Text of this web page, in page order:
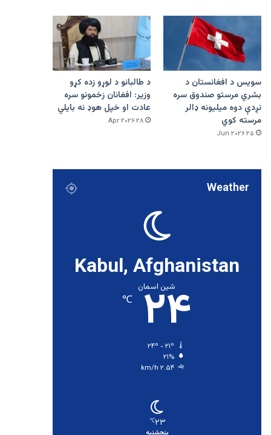
سویس د افغانستان د
بشري مرستو صندوق سره
نږدې دوه میلیونه ډالر
مرسته کوي
۲۵ Jun ۲۰۲۶
د طالبانو د لوړو زده کړو
وزیر: افغانان زخمونو سره
عادت او خپل هوډ نه بایلي
۲۸ Apr ۲۰۲۶
Weather
Kabul, Afghanistan
شین اسمان
۲۴ ℃
۲۱%
۲.۵۴ km/h
۲۳℃